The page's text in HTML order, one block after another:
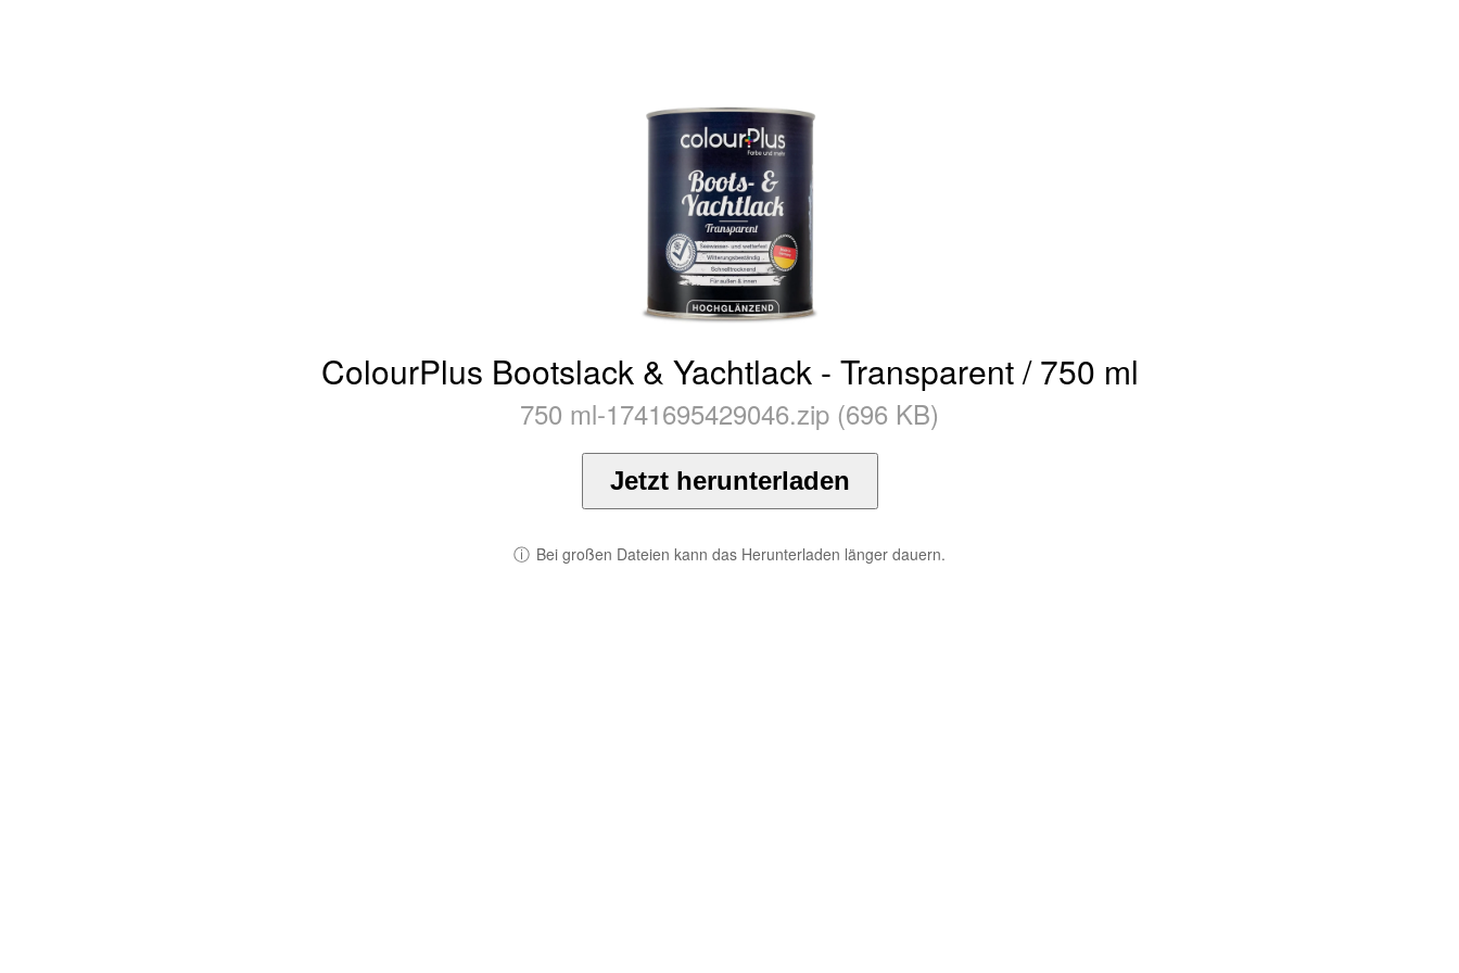
ColourPlus Bootslack & Yachtlack - Transparent / 750 ml
750 ml-1741695429046.zip (696 KB)
Jetzt herunterladen
ⓘ Bei großen Dateien kann das Herunterladen länger dauern.